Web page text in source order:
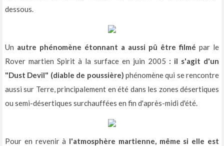
dessous.
Un autre phénomène étonnant a aussi pû être filmé par le
Rover martien Spirit à la surface en juin 2005 : il s'agit d'un
"Dust Devil" (diable de poussière) phénomène qui se rencontre
aussi sur Terre, principalement en été dans les zones désertiques
ou semi-désertiques surchauffées en fin d'après-midi d'été.
Pour en revenir à l'atmosphère martienne, même si elle est